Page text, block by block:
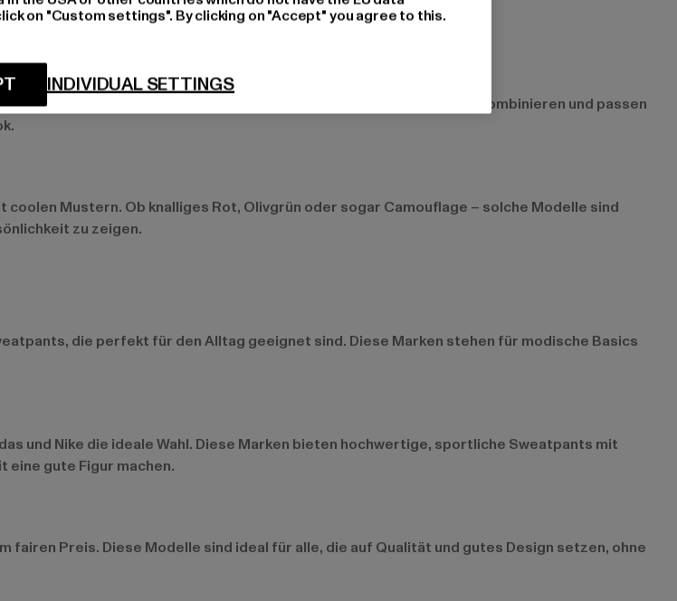
neutralen Töne lassen sich mühelos zu verschiedenen Oberteilen kombinieren und passen
Mustern. Ob knalliges Rot, Olivgrün oder sogar Camouflage – solche Modelle sind
zu zeigen.
die perfekt für den Alltag geeignet sind. Diese Marken stehen für modische Basics
und Nike die ideale Wahl. Diese Marken bieten hochwertige, sportliche Sweatpants mit
eine gute Figur machen.
fairen Preis. Diese Modelle sind ideal für alle, die auf Qualität und gutes Design setzen, ohne
on "Custom settings". By clicking on "Accept" you agree to this.
INDIVIDUAL SETTINGS